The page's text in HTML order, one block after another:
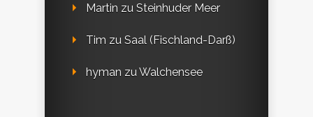
Martin zu Steinhuder Meer
Tim zu Saal (Fischland-Darß)
hyman zu Walchensee